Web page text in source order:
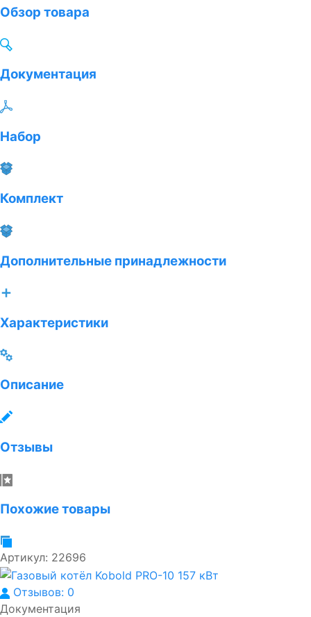
Обзор товара
Документация
Набор
Комплект
Дополнительные принадлежности
Характеристики
Описание
Отзывы
Похожие товары
Артикул: 22696
Отзывов: 0
Документация